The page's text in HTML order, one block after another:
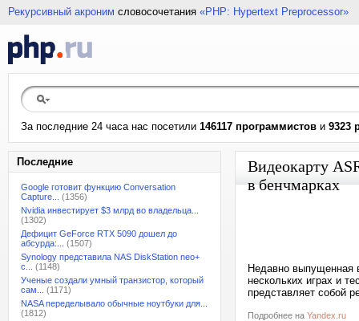
Рекурсивный акроним словосочетания «PHP: Hypertext Preprocessor»
За последние 24 часа нас посетили 146117 программистов и 9323
Последние
Google готовит функцию Conversation
Capture...
(1356)
Nvidia инвестирует $3 млрд во владельца...
(1302)
Дефицит GeForce RTX 5090 дошел до
абсурда:...
(1507)
Synology представила NAS DiskStation neo+
с...
(1148)
Ученые создали умный транзистор, который
сам...
(1171)
NASA переделывало обычные ноутбуки для...
(1812)
Видеокарту
в бенчмарках
Недавно выпущенная
нескольких играх и
представляет собой
Подробнее на Yandex.ru